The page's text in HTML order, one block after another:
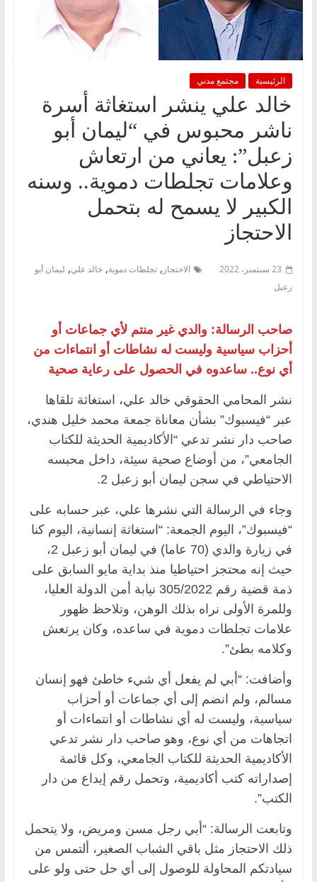
الرئيسية مجتمع مدني
خالد علي ينشر استغاثة أسرة
ناشر محبوس في “ليمان أبو
زعبل”: يعاني من ارتعاش
وعلامات تجلطات دموية.. وسنه
الكبير لا يسمح له بتحمل
الاحتجاز
23 سبتمبر، 2022 الاحتجاز , تجلطات دموية, خالد علي, ليمان أبو
زعبل
صاحب الرسالة: والدي غير منتم لأي جماعات أو
أحزاب سياسية وليست له نشاطات أو انتماءات من
أي نوع.. ساعدوه في الحصول على رعاية صحية
نشر المحامي الحقوقي خالد علي، استغاثة تلقاها
عبر “فيسبوك” بشأن معاناة جمعة محمد خليل هندي،
صاحب دار نشر تدعي “الأكاديمية الحديثة للكتاب
الجامعي”، من أوضاع صحية سيئة، داخل محبسه
الاحتياطي في سجن ليمان أبو زعبل 2.
وجاء في الرسالة التي نشرها علي، عبر حسابه على
“فيسبوك”، اليوم الجمعة: “استغاثة إنسانية، اليوم كنا
في زيارة والدي (70 عاما) في ليمان أبو زعبل 2،
حيث إنه محتجز احتياطيا منذ بداية مايو السابق على
ذمة قضية رقم 305/2022 نيابة أمن الدولة العليا،
وللمرة الأولى نراه بذلك الوهن، وتلاحظ ظهور
علامات تجلطات دموية في ساعده، وكان يرتعش
وكلامه بطئ”.
وأضافت: “أبي لم يفعل أي شيء خاطئ فهو إنسان
مسالم، ولم انضم إلى أي جماعات أو أحزاب
سياسية، وليست له أي نشاطات أو انتماءات أو
اتجاهات من أي نوع، وهو صاحب دار نشر تدعي
الأكاديمية الحديثة للكتاب الجامعي، وكل قائمة
إصداراته كتب أكاديمية، وتحمل رقم إيداع من دار
الكتب”.
وتابعت الرسالة: “أبي رجل مسن ومريض، ولا يتحمل
ذلك الاحتجاز مثل باقي الشباب الصغير، ألتمس من
سيادتكم المحاولة للوصول إلى أي حل حتى ولو على